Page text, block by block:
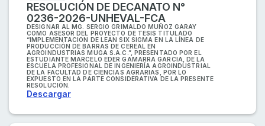
RESOLUCIÓN DE DECANATO N°
0236-2026-UNHEVAL-FCA
DESIGNAR AL MG. SERGIO GRIMALDO MUÑOZ GARAY
COMO ASESOR DEL PROYECTO DE TESIS TITULADO
“IMPLEMENTACION DE LEAN SIX SIGMA EN LA LÍNEA DE
PRODUCCIÓN DE BARRAS DE CEREAL EN
AGROINDUSTRIAS MUGA S.A.C.”, PRESENTADO POR EL
ESTUDIANTE MARCELO EDER GAMARRA GARCIA, DE LA
ESCUELA PROFESIONAL DE INGENIERÍA AGROINDUSTRIAL
DE LA FACULTAD DE CIENCIAS AGRARIAS, POR LO
EXPUESTO EN LA PARTE CONSIDERATIVA DE LA PRESENTE
RESOLUCIÓN.
Descargar